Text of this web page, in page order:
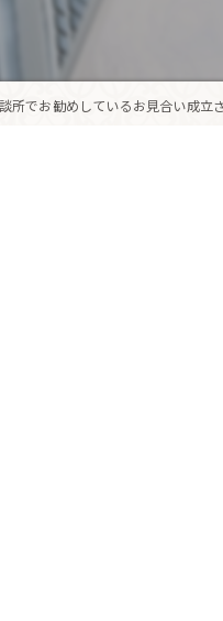
所でお勧めしているお見合い成立